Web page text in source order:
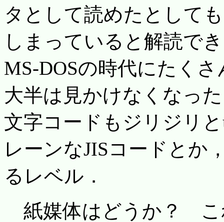
タとして読めたとして
しまっていると解読で
MS-DOSの時代にたく
大半は見かけなくなっ
文字コードもジリジリ
レーンなJISコードとか
るレベル．
紙媒体はどうか？ こ